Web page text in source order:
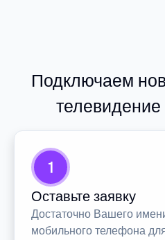
Подключаем
1
Оставьте заявку
Достаточно Вашего
мобильного телефона